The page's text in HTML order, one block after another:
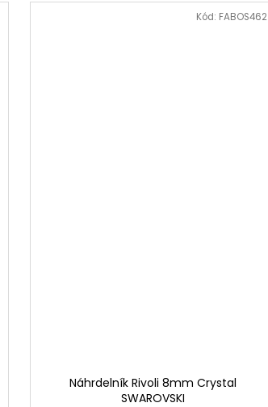
Náhrdelník Rivoli 8mm Crystal
SWAROVSKI
Kód: FABOS462